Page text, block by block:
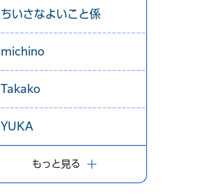
ちいさなよいこと係
michino
Takako
YUKA
もっと見る